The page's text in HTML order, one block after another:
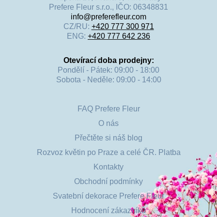
Prefere Fleur s.r.o., IČO: 06348831
info@preferefleur.com
CZ/RU: +420 777 300 971
ENG: +420 777 642 236
Otevírací doba prodejny:
Pondělí - Pátek: 09:00 - 18:00
Sobota - Neděle: 09:00 - 14:00
FAQ Prefere Fleur
O nás
Přečtěte si náš blog
Rozvoz květin po Praze a celé ČR. Platba
Kontakty
Obchodní podmínky
Svatební dekorace Prefere Fleur
Hodnocení zákazníků